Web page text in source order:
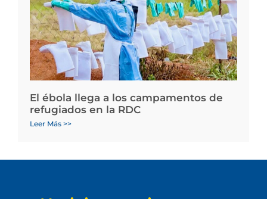
El ébola llega a los campamentos de
refugiados en la RDC
Leer Más >>